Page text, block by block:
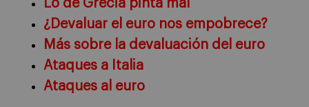
Lo de Grecia pinta mal
¿Devaluar el euro nos empobrece?
Más sobre la devaluación del euro
Ataques a Italia
Ataques al euro